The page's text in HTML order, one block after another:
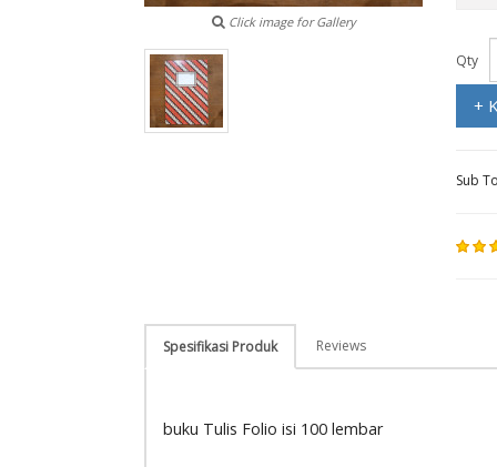
Click image for Gallery
Qty
+
Sub
Spesifikasi Produk Reviews
buku Tulis Folio isi 100 lembar